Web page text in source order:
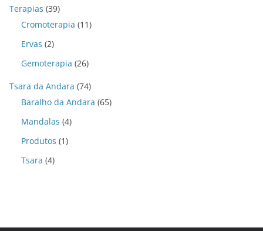
Terapias (39)
Cromoterapia (11)
Ervas (2)
Gemoterapia (26)
Tsara da Andara (74)
Baralho da Andara (65)
Mandalas (4)
Produtos (1)
Tsara (4)